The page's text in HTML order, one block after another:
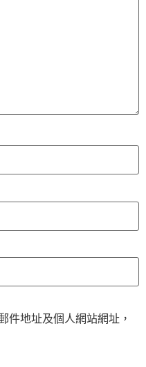
件地址及個人網站網址，